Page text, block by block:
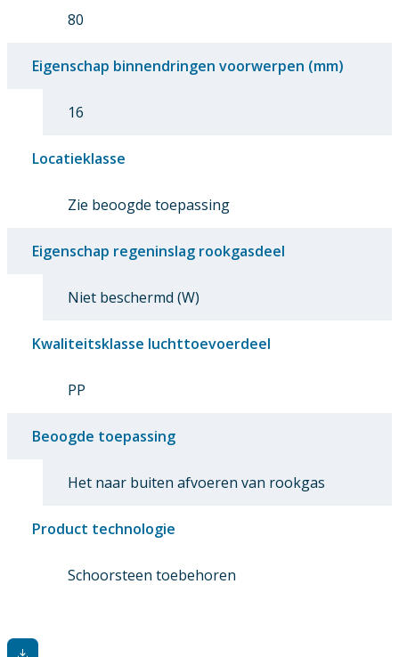
80
Eigenschap binnendringen voorwerpen (mm)
16
Locatieklasse
Zie beoogde toepassing
Eigenschap regeninslag rookgasdeel
Niet beschermd (W)
Kwaliteitsklasse luchttoevoerdeel
PP
Beoogde toepassing
Het naar buiten afvoeren van rookgas
Product technologie
Schoorsteen toebehoren